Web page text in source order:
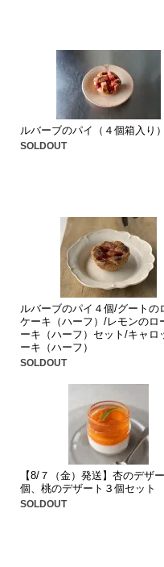
ルバーブのパイ（４個箱入り
SOLDOUT
ルバーブのパイ４個/グートの
ケーキ（ハーフ）/レモンのロ
ーキ（ハーフ）セット/キャロ
ーキ（ハーフ）
SOLDOUT
【8/７（金）発送】杏のデザ
個、桃のデザート３個セット
SOLDOUT